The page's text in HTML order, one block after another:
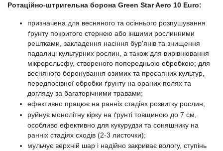
Ротаційно-штригельна борона Green Star Aero 10 Euro:
призначена для весняного та осіннього розпушування
ґрунту покритого стернею або іншими рослинними
рештками, закладення насіння бур'янів та знищення
падалиці культурних рослин, а також для вирівнювання
мікрорельєфу, створеного попередньою обробкою; для
весняного боронування озимих та просапних культур,
передпосівної обробки ґрунту на ораних полях та
догляду за багаторічними травами;
ефективно працює на ранніх стадіях розвитку рослин;
руйнує монолітну кірку на ґрунті товщиною до 7 см,
особливо ефективно для кукурудзи та соняшнику на
ранніх стадіях сходів (2-3 листочки);
мульчує верхній шар і надійно закриває вологу, ступінь